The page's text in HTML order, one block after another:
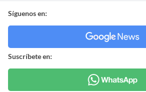
Síguenos en:
Suscríbete en: